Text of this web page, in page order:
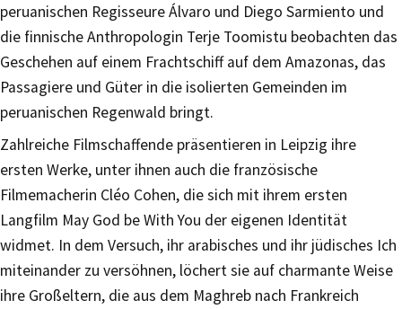
peruanischen Regisseure Álvaro und Diego Sarmiento und
die finnische Anthropologin Terje Toomistu beobachten das
Geschehen auf einem Frachtschiff auf dem Amazonas, das
Passagiere und Güter in die isolierten Gemeinden im
peruanischen Regenwald bringt.
Zahlreiche Filmschaffende präsentieren in Leipzig ihre
ersten Werke, unter ihnen auch die französische
Filmemacherin Cléo Cohen, die sich mit ihrem ersten
Langfilm May God be With You der eigenen Identität
widmet. In dem Versuch, ihr arabisches und ihr jüdisches Ich
miteinander zu versöhnen, löchert sie auf charmante Weise
ihre Großeltern, die aus dem Maghreb nach Frankreich